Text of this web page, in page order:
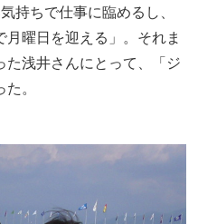
持ちで仕事に臨めるし、
曜日を迎える」。それま
た浅井さんにとって、「ジ
。